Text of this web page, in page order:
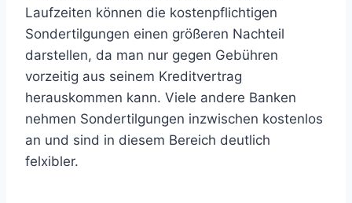
Laufzeiten können die kostenpflichtigen
Sondertilgungen einen größeren Nachteil
darstellen, da man nur gegen Gebühren
vorzeitig aus seinem Kreditvertrag
herauskommen kann. Viele andere Banken
nehmen Sondertilgungen inzwischen kostenlos
an und sind in diesem Bereich deutlich
felxibler.